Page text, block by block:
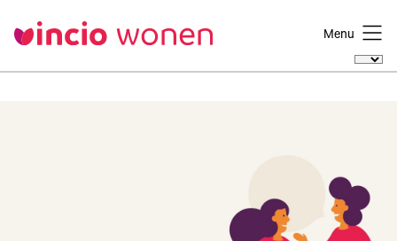
Menu